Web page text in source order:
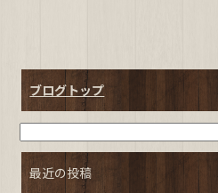
ブログトップ
最近の投稿